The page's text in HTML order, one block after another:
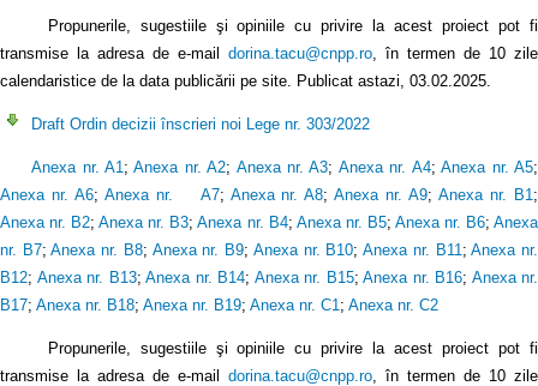
Propunerile, sugestiile şi opiniile cu privire la acest proiect pot fi
transmise la adresa de e-mail dorina.tacu@cnpp.ro , în termen de 10 zile
calendaristice de la data publicării pe site. Publicat astazi, 03.02.2025.
Draft Ordin decizii înscrieri noi Lege nr. 303/2022
Anexa nr. A1 ;Anexa nr. A2; Anexa nr. A3; Anexa nr. A4;Anexa nr. A5;
Anexa nr. A6; Anexa nr. A7; Anexa nr. A8;Anexa nr. A9;Anexa nr. B1 ;
Anexa nr. B2;Anexa nr. B3;Anexa nr. B4; Anexa nr. B5; Anexa nr. B6;Anexa
nr. B7;Anexa nr. B8; Anexa nr. B9; Anexa nr. B10;Anexa nr. B11 ;Anexa nr.
B12; Anexa nr. B13; Anexa nr. B14; Anexa nr. B15; Anexa nr. B16; Anexa nr.
B17; Anexa nr. B18; Anexa nr. B19; Anexa nr. C1 ; Anexa nr. C2
Propunerile, sugestiile şi opiniile cu privire la acest proiect pot fi
transmise la adresa de e-mail dorina.tacu@cnpp.ro , în termen de 10 zile